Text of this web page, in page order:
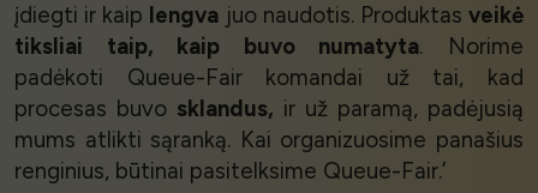
įdiegti ir kaip lengva juo naudotis. Produktasveikė
tiksliai taip, kaip buvo numatyta. Norime
padėkoti Queue-Fair komandai už tai, kad
procesas buvo sklandus, ir už paramą, padėjusią
mums atlikti sąranką. Kai organizuosime panašius
renginius, būtinai pasitelksime Queue-Fair.’